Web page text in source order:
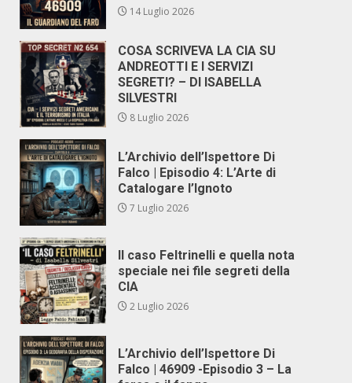
14 Luglio 2026
COSA SCRIVEVA LA CIA SU
ANDREOTTI E I SERVIZI
SEGRETI? – DI ISABELLA
SILVESTRI
8 Luglio 2026
L’Archivio dell’Ispettore Di
Falco | Episodio 4: L’Arte di
Catalogare l’Ignoto
7 Luglio 2026
Il caso Feltrinelli e quella nota
speciale nei file segreti della
CIA
2 Luglio 2026
L’Archivio dell’Ispettore Di
Falco | 46909 -Episodio 3 – La